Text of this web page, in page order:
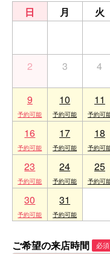
日 月 火
2 3 4
9 10 11
16 17 18
23 24 25
30 31
ご希望の来店時間 必須